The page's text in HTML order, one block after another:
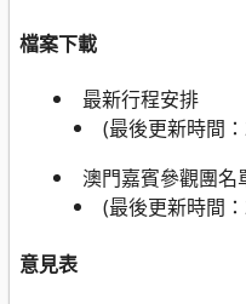
檔案下載
最新行程安排
(最後更新時間
澳門嘉賓參觀團名
(最後更新時間
意見表